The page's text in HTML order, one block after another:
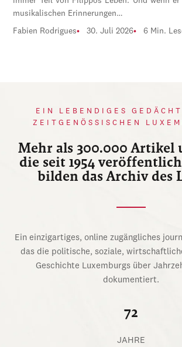
musikalischen Erinnerungen…
Fabien Rodrigues 30. Juli 2026 6 Min.
EIN LEBENDIGES
ZEITGENÖSSISCHEN
Mehr als 300.000 Artikel
die seit 1954
bilden das Archiv des
Ein einzigartiges, online zugängliches
das die politische, soziale,
Geschichte Luxemburgs über
dokumentiert.
72
JAHRE